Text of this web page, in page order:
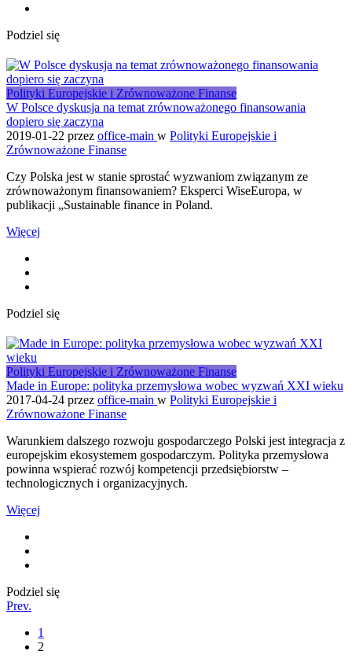
Podziel się
Polityki Europejskie i Zrównoważone Finanse
W Polsce dyskusja na temat zrównoważonego finansowania
dopiero się zaczyna
2019-01-22 przez office-main w Polityki Europejskie i
Zrównoważone Finanse
Czy Polska jest w stanie sprostać wyzwaniom związanym ze
zrównoważonym finansowaniem? Eksperci WiseEuropa, w
publikacji „Sustainable finance in Poland.
Więcej
Podziel się
Polityki Europejskie i Zrównoważone Finanse
Made in Europe: polityka przemysłowa wobec wyzwań XXI wieku
2017-04-24 przez office-main w Polityki Europejskie i
Zrównoważone Finanse
Warunkiem dalszego rozwoju gospodarczego Polski jest integracja z
europejskim ekosystemem gospodarczym. Polityka przemysłowa
powinna wspierać rozwój kompetencji przedsiębiorstw –
technologicznych i organizacyjnych.
Więcej
Podziel się
Prev.
1
2